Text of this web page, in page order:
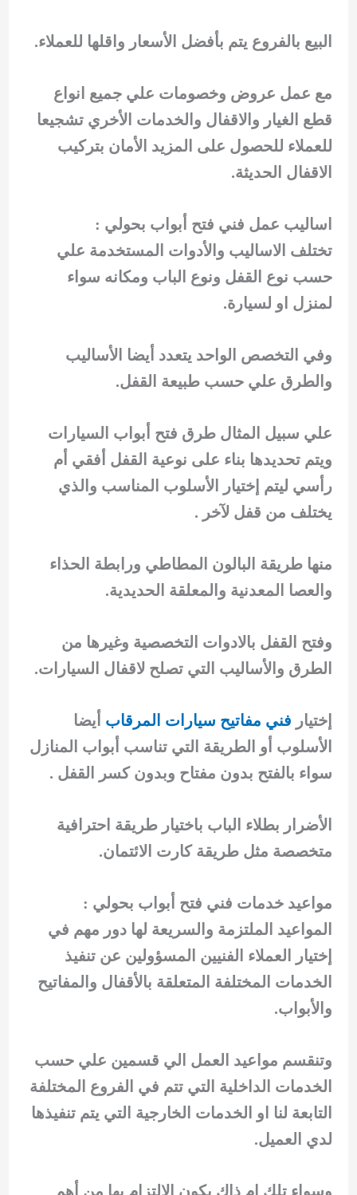
البيع بالفروع يتم بأفضل الأسعار واقلها للعملاء.
مع عمل عروض وخصومات علي جميع انواع
قطع الغيار والاقفال والخدمات الأخري تشجيعا
للعملاء للحصول على المزيد الأمان بتركيب
الاقفال الحديثة.
اساليب عمل فني فتح أبواب بحولي :
تختلف الاساليب والأدوات المستخدمة علي
حسب نوع القفل ونوع الباب ومكانه سواء
لمنزل او لسيارة.
وفي التخصص الواحد يتعدد أيضا الأساليب
والطرق علي حسب طبيعة القفل.
علي سبيل المثال طرق فتح أبواب السيارات
ويتم تحديدها بناء على نوعية القفل أفقي أم
رأسي ليتم إختيار الأسلوب المناسب والذي
يختلف من قفل لآخر .
منها طريقة البالون المطاطي ورابطة الحذاء
والعصا المعدنية والمعلقة الحديدية.
وفتح القفل بالادوات التخصصية وغيرها من
الطرق والأساليب التي تصلح لاقفال السيارات.
إختيار فني مفاتيح سيارات المرقاب أيضا
الأسلوب أو الطريقة التي تناسب أبواب المنازل
سواء بالفتح بدون مفتاح وبدون كسر القفل .
الأضرار بطلاء الباب باختيار طريقة احترافية
متخصصة مثل طريقة كارت الائتمان.
مواعيد خدمات فني فتح أبواب بحولي :
المواعيد الملتزمة والسريعة لها دور مهم في
إختيار العملاء الفنيين المسؤولين عن تنفيذ
الخدمات المختلفة المتعلقة بالأقفال والمفاتيح
والأبواب.
وتنقسم مواعيد العمل الي قسمين علي حسب
الخدمات الداخلية التي تتم في الفروع المختلفة
التابعة لنا او الخدمات الخارجية التي يتم تنفيذها
لدي العميل.
وسواء تلك ام ذاك يكون الالتزام بها من أهم